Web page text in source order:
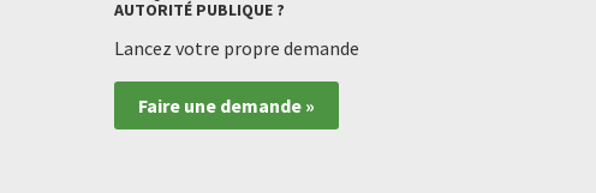
AUTORITÉ PUBLIQUE ?
Lancez votre propre demande
Faire une demande »